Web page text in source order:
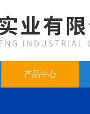
产品中心